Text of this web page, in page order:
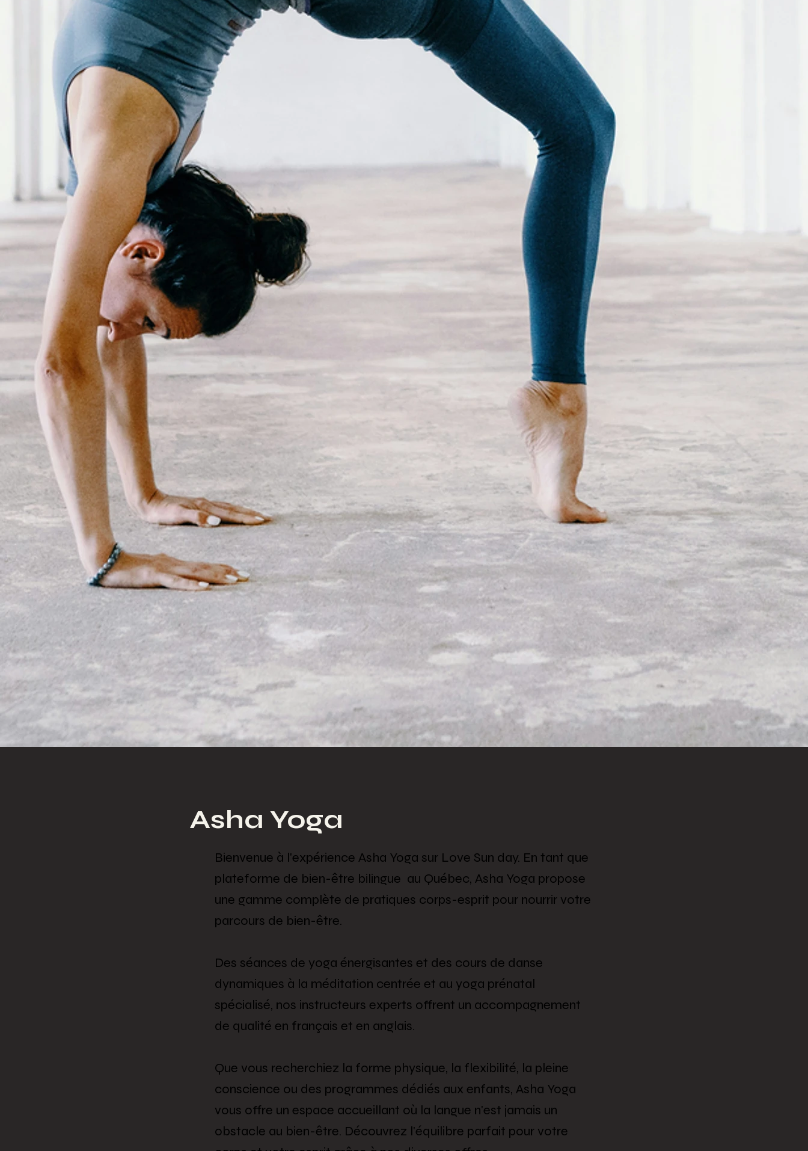
Asha Yoga
Bienvenue à l'expérience Asha Yoga sur Love Sun day. En tant que
plateforme de bien-être bilingue au Québec, Asha Yoga propose
une gamme complète de pratiques corps-esprit pour nourrir votre
parcours de bien-être.
Des séances de yoga énergisantes et des cours de danse
dynamiques à la méditation centrée et au yoga prénatal
spécialisé, nos instructeurs experts offrent un accompagnement
de qualité en français et en anglais.
Que vous recherchiez la forme physique, la flexibilité, la pleine
conscience ou des programmes dédiés aux enfants, Asha Yoga
vous offre un espace accueillant où la langue n'est jamais un
obstacle au bien-être. Découvrez l'équilibre parfait pour votre